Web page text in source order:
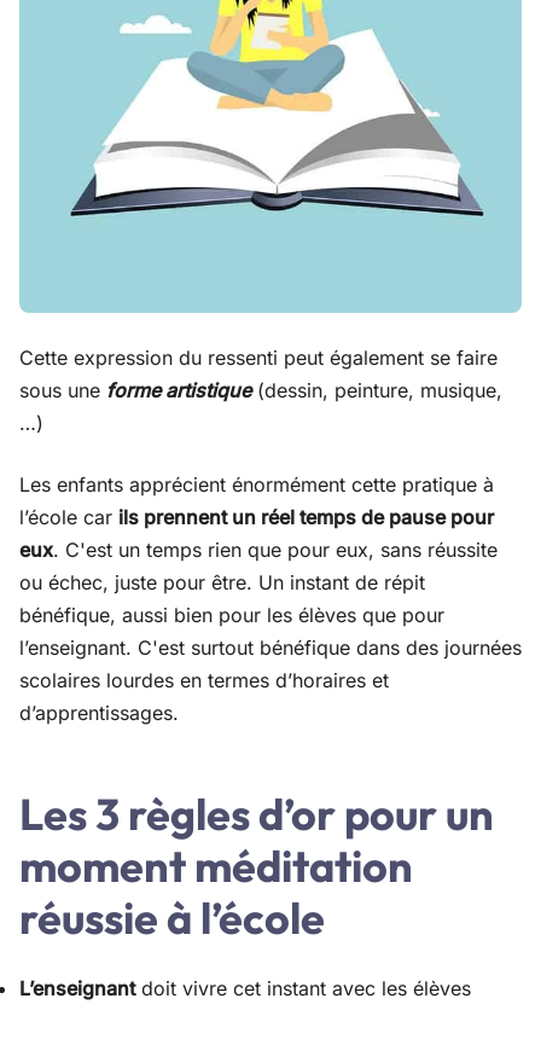
Cette expression du ressenti peut également se faire
sous une forme artistique(dessin, peinture, musique,
…)
Les enfants apprécient énormément cette pratique à
l’école car ils prennent un réel temps de pause pour
eux. C'est un temps rien que pour eux, sans réussite
ou échec, juste pour être. Un instant de répit
bénéfique, aussi bien pour les élèves que pour
l’enseignant. C'est surtout bénéfique dans des journées
scolaires lourdes en termes d’horaires et
d’apprentissages.
Les 3 règles d’or pour un
moment méditation
réussie à l’école
L’enseignantdoit vivre cet instant avec les élèves